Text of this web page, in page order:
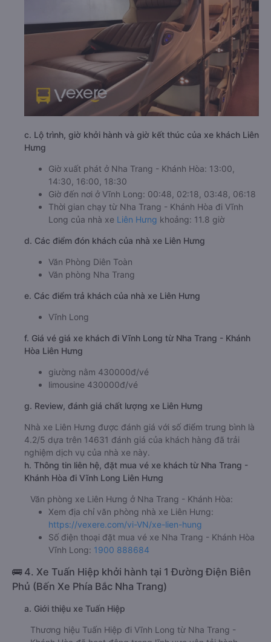
c. Lộ trình, giờ khởi hành và giờ kết thúc của xe khách Liên
Hưng
Giờ xuất phát ở Nha Trang - Khánh Hòa: 13:00,
14:30, 16:00, 18:30
Giờ đến nơi ở Vĩnh Long: 00:48, 02:18, 03:48, 06:18
Thời gian chạy từ Nha Trang - Khánh Hòa đi Vĩnh
Long của nhà xe Liên Hưng khoảng: 11.8 giờ
d. Các điểm đón khách của nhà xe Liên Hưng
Văn Phòng Diên Toàn
Văn phòng Nha Trang
e. Các điểm trả khách của nhà xe Liên Hưng
Vĩnh Long
f. Giá vé giá xe khách đi Vĩnh Long từ Nha Trang - Khánh
Hòa Liên Hưng
giường nằm 430000đ/vé
limousine 430000đ/vé
g. Review, đánh giá chất lượng xe Liên Hưng
Nhà xe Liên Hưng được đánh giá với số điểm trung bình là
4.2/5 dựa trên 14631 đánh giá của khách hàng đã trải
nghiệm dịch vụ của nhà xe này.
h. Thông tin liên hệ, đặt mua vé xe khách từ Nha Trang -
Khánh Hòa đi Vĩnh Long Liên Hưng
Văn phòng xe Liên Hưng ở Nha Trang - Khánh Hòa:
Xem địa chỉ văn phòng nhà xe Liên Hưng:
https://vexere.com/vi-VN/xe-lien-hung
Số điện thoại đặt mua vé xe Nha Trang - Khánh Hòa
Vĩnh Long: 1900 888684
🚌 4. Xe Tuấn Hiệp khởi hành tại 1 Đường Điện Biên
Phủ (Bến Xe Phía Bắc Nha Trang)
a. Giới thiệu xe Tuấn Hiệp
Thương hiệu Tuấn Hiệp đi Vĩnh Long từ Nha Trang -